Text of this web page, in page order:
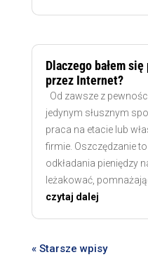
Dlaczego bałem
przez Internet?
Od zawsze z
jedynym słusznym
praca na etacie lub
firmie. Oszczędzanie
odkładania pieniędzy
leżakować,
czytaj dalej
« Starsze wpisy